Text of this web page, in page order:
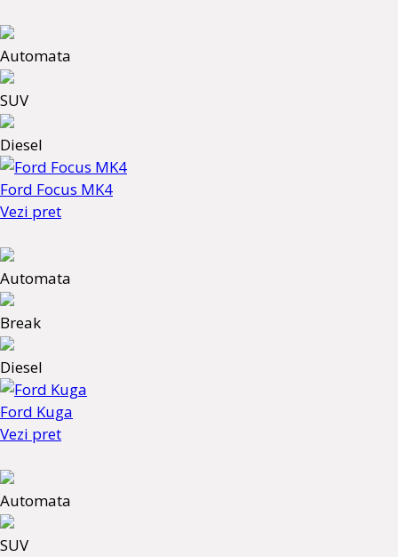
Automata
SUV
Diesel
Ford Focus MK4
Vezi pret
Automata
Break
Diesel
Ford Kuga
Vezi pret
Automata
SUV